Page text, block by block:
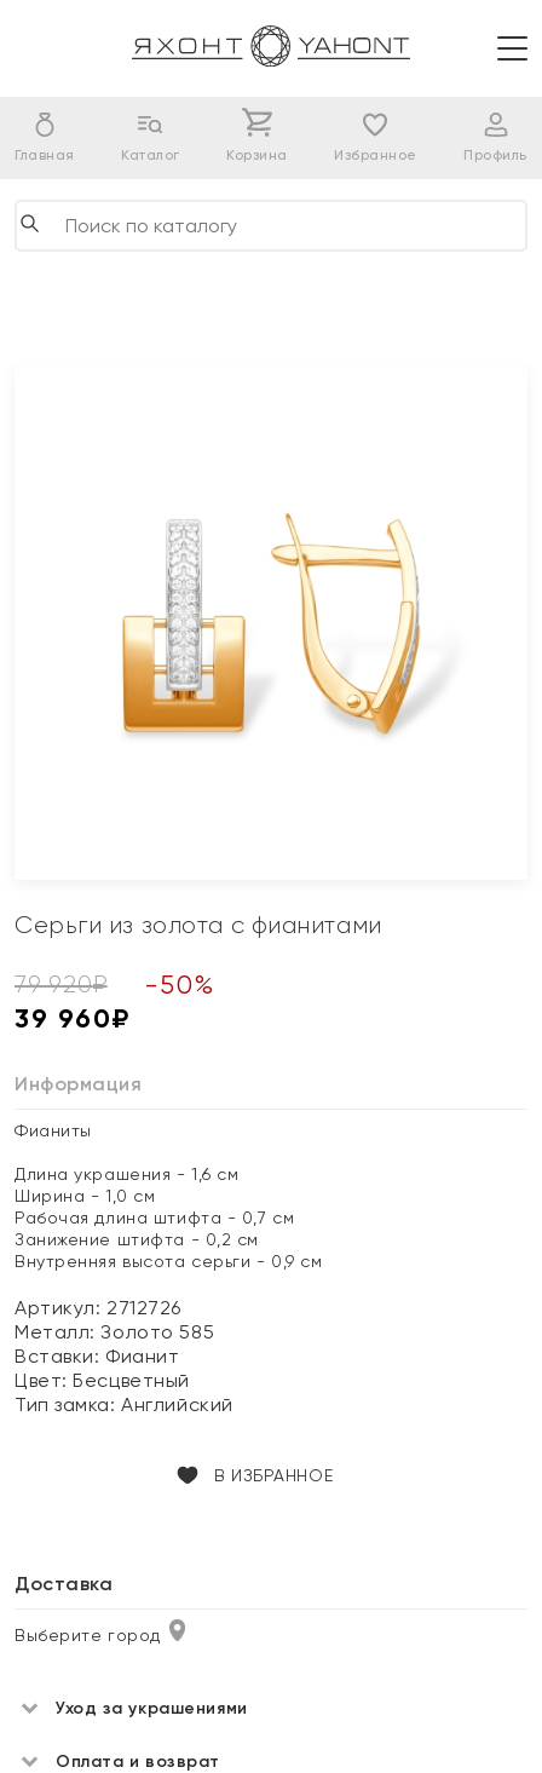
Главная Каталог Корзина Избранное Профиль
Серьги из золота с фианитами
79 920₽ -50%
39 960₽
Информация
Фианиты
Длина украшения - 1,6 см
Ширина - 1,0 см
Рабочая длина штифта - 0,7 см
Занижение штифта - 0,2 см
Внутренняя высота серьги - 0,9 см
Артикул: 2712726
Металл:Золото 585
Вставки: Фианит
Цвет:Бесцветный
Тип замка:Английский
В ИЗБРАННОЕ
Доставка
Выберите город
Уход за украшениями
Оплата и возврат